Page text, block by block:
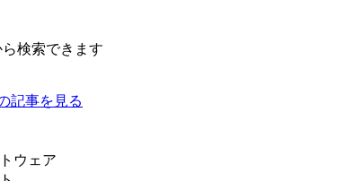
検索できます
記事を見る
ウェア